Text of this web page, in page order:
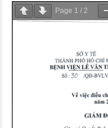
Page 1 / 2